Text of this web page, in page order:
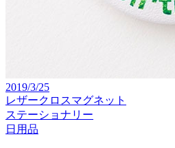
2019/3/25
レザークロスマグネット
ステーショナリー
日用品